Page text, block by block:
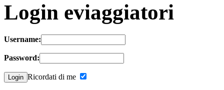
Login eviaggiatori
Username:
Password:
Ricordati di me